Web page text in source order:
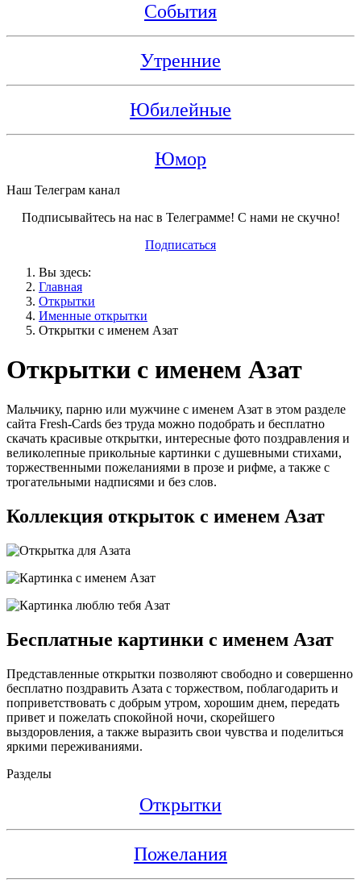
События
Утренние
Юбилейные
Юмор
Наш Телеграм канал
Подписывайтесь на нас в Телеграмме! С нами не скучно!
Подписаться
Вы здесь:
Главная
Открытки
Именные открытки
Открытки с именем Азат
Открытки с именем Азат
Мальчику, парню или мужчине с именем Азат в этом разделе
сайта Fresh-Cards без труда можно подобрать и бесплатно
скачать красивые открытки, интересные фото поздравления и
великолепные прикольные картинки с душевными стихами,
торжественными пожеланиями в прозе и рифме, а также с
трогательными надписями и без слов.
Коллекция открыток с именем Азат
Бесплатные картинки с именем Азат
Представленные открытки позволяют свободно и совершенно
бесплатно поздравить Азата с торжеством, поблагодарить и
поприветствовать с добрым утром, хорошим днем, передать
привет и пожелать спокойной ночи, скорейшего
выздоровления, а также выразить свои чувства и поделиться
яркими переживаниями.
Разделы
Открытки
Пожелания